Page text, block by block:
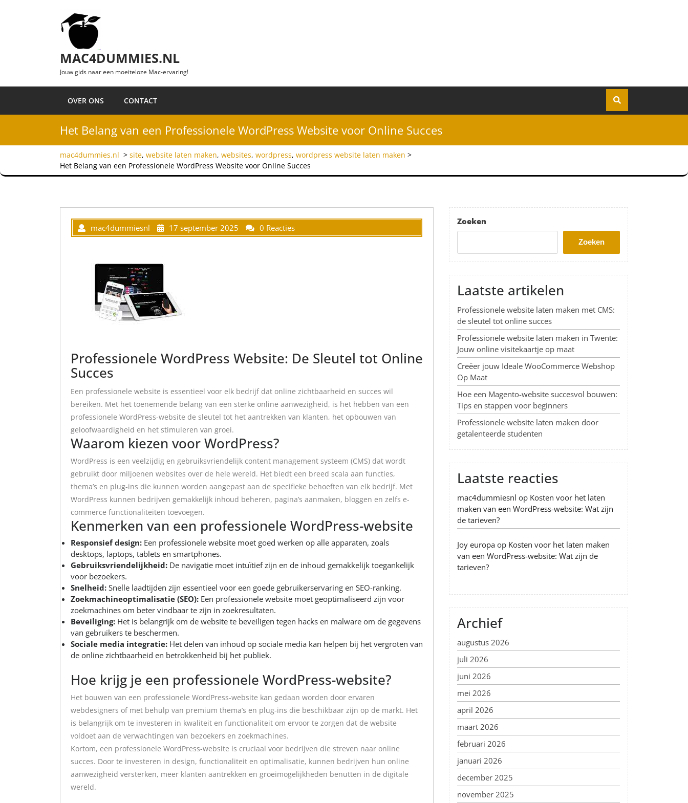
MAC4DUMMIES.NL
Jouw gids naar een moeiteloze Mac-ervaring!
OVER ONS CONTACT
Het Belang van een Professionele WordPress Website voor Online Succes
mac4dummies.nl > site, website laten maken, websites, wordpress, wordpress website laten maken >
Het Belang van een Professionele WordPress Website voor Online Succes
mac4dummiesnl 17 september 2025 0 Reacties
Professionele WordPress Website: De Sleutel tot Online
Succes
Een professionele website is essentieel voor elk bedrijf dat online zichtbaarheid en succes wil
bereiken. Met het toenemende belang van een sterke online aanwezigheid, is het hebben van een
professionele WordPress-website de sleutel tot het aantrekken van klanten, het opbouwen van
geloofwaardigheid en het stimuleren van groei.
Waarom kiezen voor WordPress?
WordPress is een veelzijdig en gebruiksvriendelijk content management systeem (CMS) dat wordt
gebruikt door miljoenen websites over de hele wereld. Het biedt een breed scala aan functies,
thema’s en plug-ins die kunnen worden aangepast aan de specifieke behoeften van elk bedrijf. Met
WordPress kunnen bedrijven gemakkelijk inhoud beheren, pagina’s aanmaken, bloggen en zelfs e-
commerce functionaliteiten toevoegen.
Kenmerken van een professionele WordPress-website
Responsief design: Een professionele website moet goed werken op alle apparaten, zoals
desktops, laptops, tablets en smartphones.
Gebruiksvriendelijkheid: De navigatie moet intuïtief zijn en de inhoud gemakkelijk toegankelijk
voor bezoekers.
Snelheid: Snelle laadtijden zijn essentieel voor een goede gebruikerservaring en SEO-ranking.
Zoekmachineoptimalisatie (SEO): Een professionele website moet geoptimaliseerd zijn voor
zoekmachines om beter vindbaar te zijn in zoekresultaten.
Beveiliging: Het is belangrijk om de website te beveiligen tegen hacks en malware om de gegevens
van gebruikers te beschermen.
Sociale media integratie: Het delen van inhoud op sociale media kan helpen bij het vergroten van
de online zichtbaarheid en betrokkenheid bij het publiek.
Hoe krijg je een professionele WordPress-website?
Het bouwen van een professionele WordPress-website kan gedaan worden door ervaren
webdesigners of met behulp van premium thema’s en plug-ins die beschikbaar zijn op de markt. Het
is belangrijk om te investeren in kwaliteit en functionaliteit om ervoor te zorgen dat de website
voldoet aan de verwachtingen van bezoekers en zoekmachines.
Kortom, een professionele WordPress-website is cruciaal voor bedrijven die streven naar online
succes. Door te investeren in design, functionaliteit en optimalisatie, kunnen bedrijven hun online
aanwezigheid versterken, meer klanten aantrekken en groeimogelijkheden benutten in de digitale
wereld.
Zoeken
Zoeken
Laatste artikelen
Professionele website laten maken met CMS:
de sleutel tot online succes
Professionele website laten maken in Twente:
Jouw online visitekaartje op maat
Creëer jouw Ideale WooCommerce Webshop
Op Maat
Hoe een Magento-website succesvol bouwen:
Tips en stappen voor beginners
Professionele website laten maken door
getalenteerde studenten
Laatste reacties
mac4dummiesnl op Kosten voor het laten
maken van een WordPress-website: Wat zijn
de tarieven?
Joy europa op Kosten voor het laten maken
van een WordPress-website: Wat zijn de
tarieven?
Archief
augustus 2026
juli 2026
juni 2026
mei 2026
april 2026
maart 2026
februari 2026
januari 2026
december 2025
november 2025